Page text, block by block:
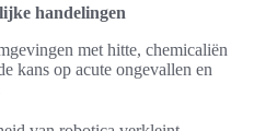
handelingen
met hitte, chemicaliën
kans op acute ongevallen en